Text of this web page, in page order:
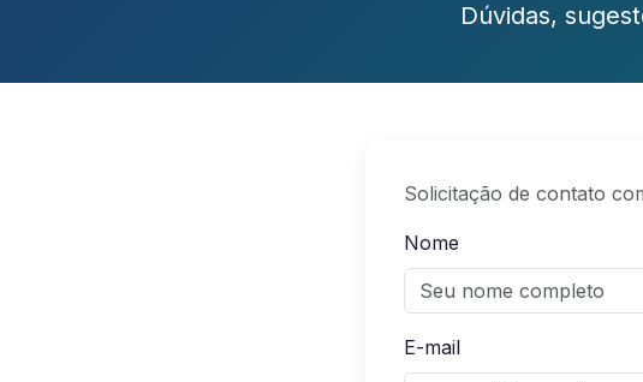
Dúvidas,
Solicitação de contato
Nome
E-mail